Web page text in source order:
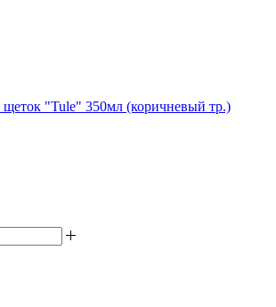
щеток "Tule" 350мл (коричневый тр.)